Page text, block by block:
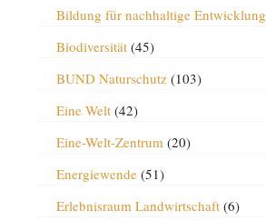
Bildung für nachhaltige Entwicklung
Biodiversität(45)
BUND Naturschutz(103)
Eine Welt(42)
Eine-Welt-Zentrum(20)
Energiewende(51)
Erlebnisraum Landwirtschaft(6)